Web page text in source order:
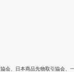
会 日本商品先物取引協会